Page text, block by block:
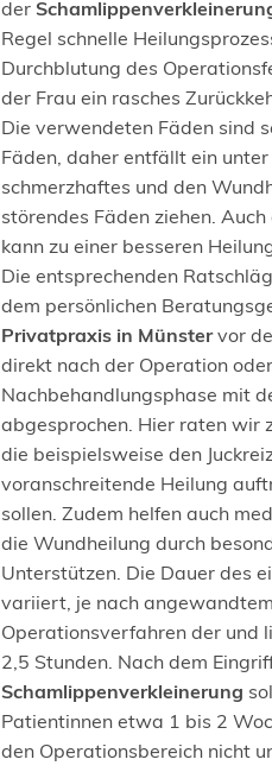
der
Regel schnelle
Durchblutung des
der Frau ein rasches
Die verwendeten Fäden sind
Fäden, daher entfällt ein
schmerzhaftes und den
störendes Fäden ziehen.
kann zu einer besseren
Die entsprechenden
dem persönlichen
Privatpraxis in Münstervor
direkt nach der Operation
Nachbehandlungsphase mit
abgesprochen. Hier raten wir
die beispielsweise den
voranschreitende Heilung
sollen. Zudem helfen auch
die Wundheilung durch
Unterstützen. Die Dauer des
variiert, je nach angewandtem
Operationsverfahren der und
2,5 Stunden. Nach dem
Schamlippenverkleinerung
Patientinnen etwa 1 bis 2
den Operationsbereich nicht